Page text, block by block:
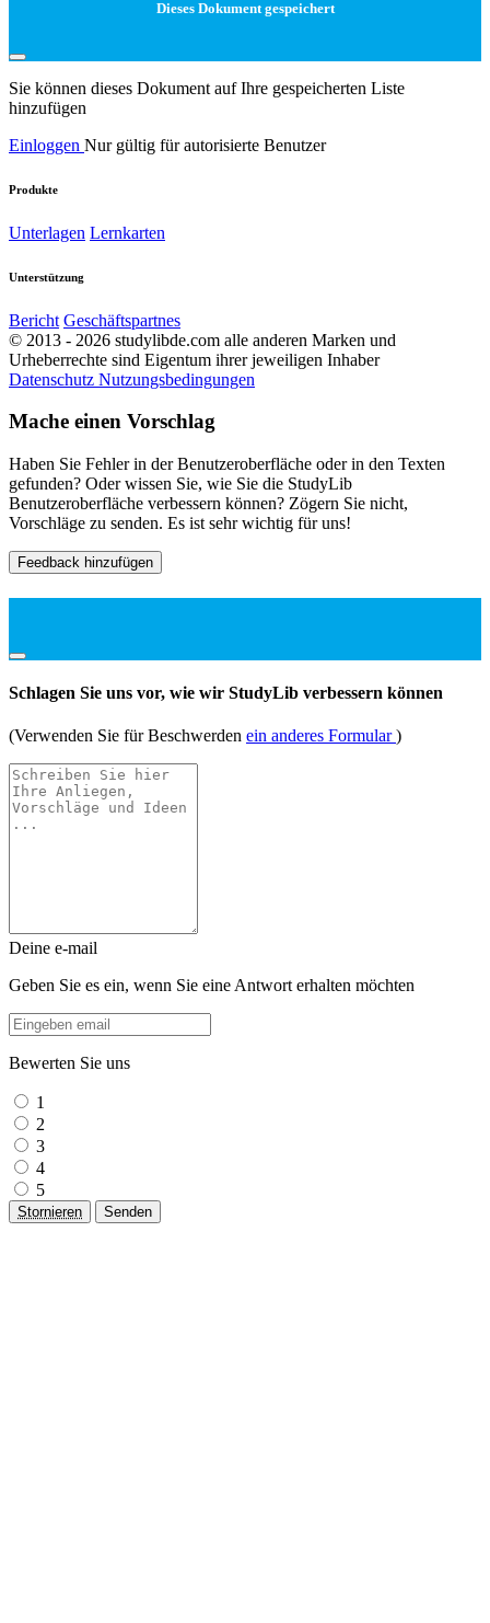
Dieses Dokument gespeichert
Sie können dieses Dokument auf Ihre gespeicherten Liste
hinzufügen
Einloggen Nur gültig für autorisierte Benutzer
Produkte
Unterlagen Lernkarten
Unterstützung
Bericht Geschäftspartnes
© 2013 - 2026 studylibde.com alle anderen Marken und
Urheberrechte sind Eigentum ihrer jeweiligen Inhaber
Datenschutz Nutzungsbedingungen
Mache einen Vorschlag
Haben Sie Fehler in der Benutzeroberfläche oder in den Texten
gefunden? Oder wissen Sie, wie Sie die StudyLib
Benutzeroberfläche verbessern können? Zögern Sie nicht,
Vorschläge zu senden. Es ist sehr wichtig für uns!
Feedback hinzufügen
Schlagen Sie uns vor, wie wir StudyLib verbessern können
(Verwenden Sie für Beschwerden ein anderes Formular)
Deine e-mail
Geben Sie es ein, wenn Sie eine Antwort erhalten möchten
Bewerten Sie uns
1
2
3
4
5
Stornieren Senden